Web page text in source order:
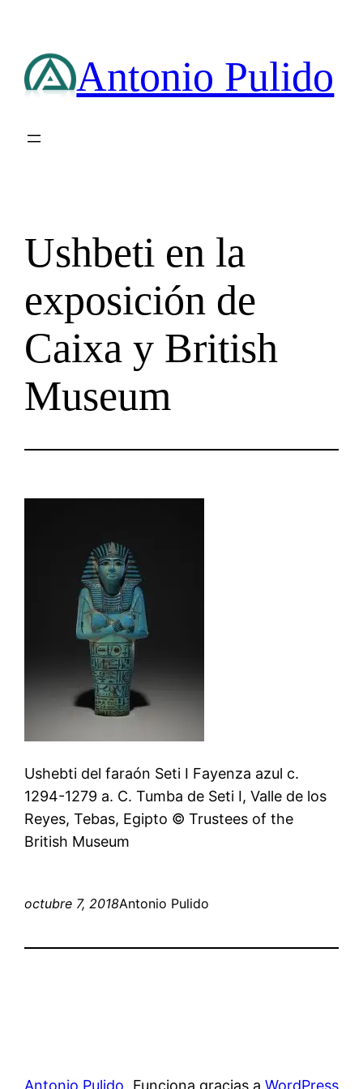
contenido Antonio Pulido
Ushbeti en la
exposición de
Caixa y British
Museum
Ushebti del faraón Seti I Fayenza azul c.
1294-1279 a. C. Tumba de Seti I, Valle de los
Reyes, Tebas, Egipto © Trustees of the
British Museum
octubre 7, 2018Antonio Pulido
Antonio Pulido Funciona gracias a WordPress